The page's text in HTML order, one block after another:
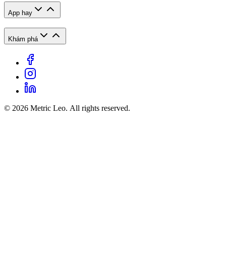
App hay
Khám phá
© 2026 Metric Leo. All rights reserved.